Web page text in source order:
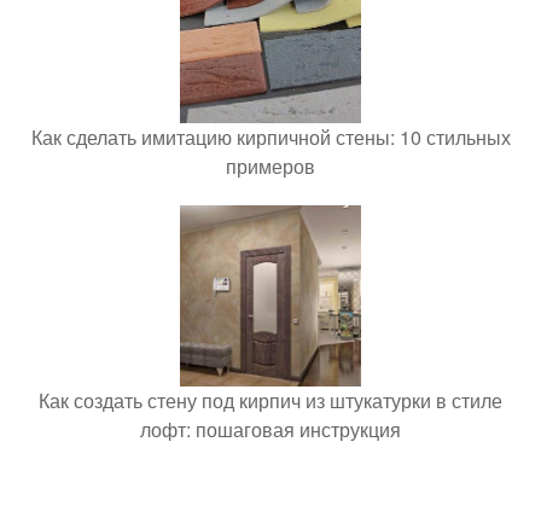
Как сделать имитацию кирпичной стены: 10 стильных
примеров
Как создать стену под кирпич из штукатурки в стиле
лофт: пошаговая инструкция